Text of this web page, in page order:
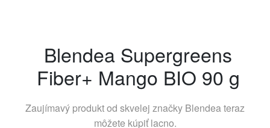
Blendea Supergreens
Fiber+ Mango BIO 90 g
Zaujímavý produkt od skvelej značky Blendeateraz
môžete kúpiť lacno.